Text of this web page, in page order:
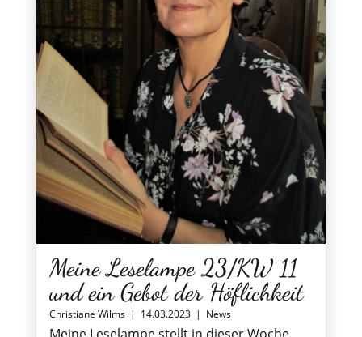
Meine Leselampe 23/KW 11
und ein Gebot der Höflichkeit
Christiane Wilms | 14.03.2023 | News